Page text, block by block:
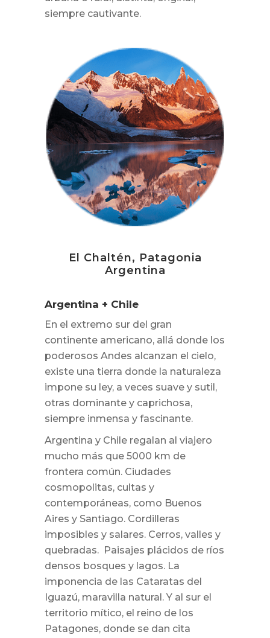
siempre cautivante.
El Chaltén, Patagonia
Argentina
Argentina + Chile
En el extremo sur del gran
continente americano, allá donde los
poderosos Andes alcanzan el cielo,
existe una tierra donde la naturaleza
impone su ley, a veces suave y sutil,
otras dominante y caprichosa,
siempre inmensa y fascinante.
Argentina y Chile regalan al viajero
mucho más que 5000 km de
frontera común. Ciudades
cosmopolitas, cultas y
contemporáneas, como Buenos
Aires y Santiago. Cordilleras
imposibles y salares. Cerros, valles y
quebradas. Paisajes plácidos de ríos
densos bosques y lagos. La
imponencia de las Cataratas del
Iguazú, maravilla natural. Y al sur el
territorio mítico, el reino de los
Patagones, donde se dan cita